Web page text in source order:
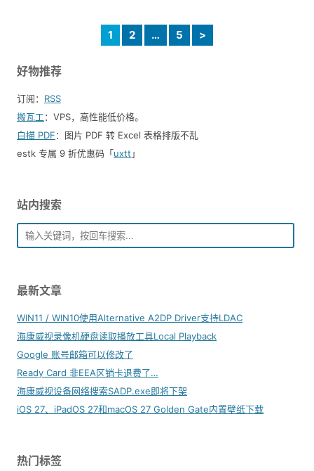
1 2 … 5 >
好物推荐
订阅： RSS
搬瓦工：VPS，高性能低价格。️
白描 PDF：图片 PDF 转 Excel 表格排版不乱
estk 专属 9 折优惠码「uxtt 」
站内搜索
最新文章
WIN11 / WIN10使用Alternative A2DP Driver支持LDAC
海康威视录像机硬盘读取播放工具Local Playback
Google 账号邮箱可以修改了
Ready Card 非EEA区销卡退费了…
海康威视设备网络搜索SADP.exe即将下架
iOS 27、iPadOS 27和macOS 27 Golden Gate内置壁纸下载
热门标签